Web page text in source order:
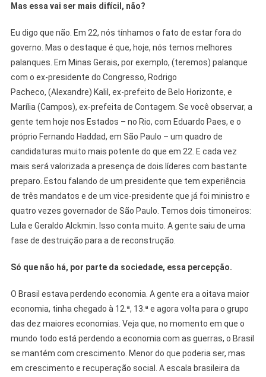
Mas essa vai ser mais difícil, não?
Eu digo que não. Em 22, nós tínhamos o fato de estar fora do
governo. Mas o destaque é que, hoje, nós temos melhores
palanques. Em Minas Gerais, por exemplo, (teremos) palanque
com o ex-presidente do Congresso, Rodrigo
Pacheco, (Alexandre) Kalil, ex-prefeito de Belo Horizonte, e
Marília (Campos), ex-prefeita de Contagem. Se você observar, a
gente tem hoje nos Estados – no Rio, com Eduardo Paes, e o
próprio Fernando Haddad, em São Paulo – um quadro de
candidaturas muito mais potente do que em 22. E cada vez
mais será valorizada a presença de dois líderes com bastante
preparo. Estou falando de um presidente que tem experiência
de três mandatos e de um vice-presidente que já foi ministro e
quatro vezes governador de São Paulo. Temos dois timoneiros:
Lula e Geraldo Alckmin. Isso conta muito. A gente saiu de uma
fase de destruição para a de reconstrução.
Só que não há, por parte da sociedade, essa percepção.
O Brasil estava perdendo economia. A gente era a oitava maior
economia, tinha chegado à 12.ª, 13.ª e agora volta para o grupo
das dez maiores economias. Veja que, no momento em que o
mundo todo está perdendo a economia com as guerras, o Brasil
se mantém com crescimento. Menor do que poderia ser, mas
em crescimento e recuperação social. A escala brasileira da